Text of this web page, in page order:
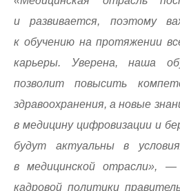
и развивается, поэтому
к обучению на протяжении
карьеры. Уверена, наша
позволит повысить
здравоохранения, а новые
в медицину цифровизации и
будут актуальны в
в медицинской отрасли»,
кадровой политики